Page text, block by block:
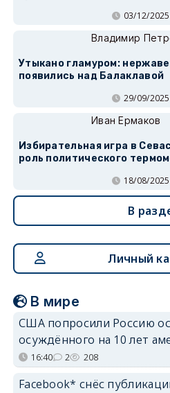
03/12/
Владимир
Утыкано гламуром:
появились над Балаклавой
29/09/
Иван Ермаков
Избирательная игра в
роль политического
18/08/
В
Личный
В мире
США попросили Россию
осуждённого на 10 лет
16:40 2 208
Facebook* снёс